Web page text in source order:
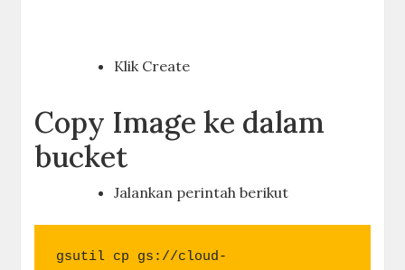
Klik Create
Copy Image ke dalam
bucket
Jalankan perintah berikut
gsutil cp gs://cloud-